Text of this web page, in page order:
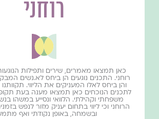
רוחני
כאן תמצאו מאמרים, שירים ותפילות הנוגעות
רוחני. התכנים נוגעים הן ביחס לא.נשים
והן ביחס לאלו המעניקים את הליווי.
לתכנים הנוכחים כאן תמצאו מענה בעת
משפחתי וקהילתי. הלוואי ונסייע במשהו
הרוחני וכי ליווי בתחום יעניק מזור לנפש
ובשמחה, באופן נקודתי ואף